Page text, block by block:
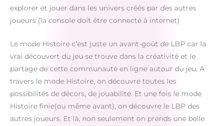
explorer et jouer dans les univers créés par des autres
joueurs (la console doit être connecté à internet)
Le mode Histoire c’est juste un avant-goût de LBP car la
vrai découvert du jeu se trouve dans la créativité et le
partage de cette communauté en ligne autour du jeu. A
travers le mode Histoire, on découvre toutes les
possibilités de décors, de jouabilité. Et une fois le mode
Histoire finie(ou même avant), on découvre le LBP des
autres joueurs. Et là, non seulement on prends une belle